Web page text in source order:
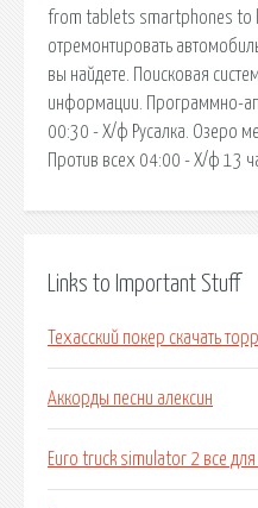
from tablets smartphones to
отремонтировать
вы найдете. Поисковая
информации. Программно-
00:30 - Х/ф Русалка. Озеро
Против всех 04:00 - Х/ф 13
Links to Important Stuff
Техасский покер скачать
Аккорды песни алексин
Euro truck simulator 2 все